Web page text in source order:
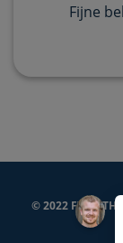
Fijne
© 2022